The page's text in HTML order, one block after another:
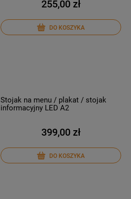
255,00 zł
DO KOSZYKA
Stojak na menu / plakat / stojak
informacyjny LED A2
399,00 zł
DO KOSZYKA